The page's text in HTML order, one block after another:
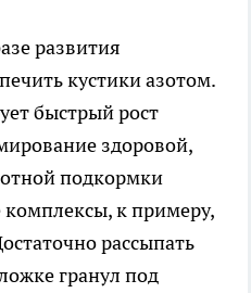
развития
кустики азотом.
быстрый рост
здоровой,
подкормки
к примеру,
рассыпать
гранул под